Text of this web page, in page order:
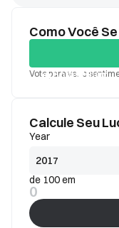
Como Você
Bom Ruim
Vote para ver o
Calcule Seu
Year
de 100 em
0